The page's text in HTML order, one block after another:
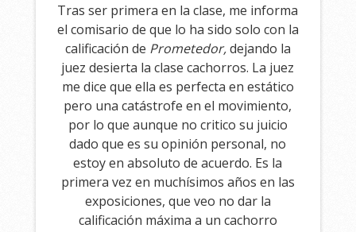
Tras ser primera en la clase, me informa
el comisario de que lo ha sido solo con la
calificación de Prometedor,dejando la
juez desierta la clase cachorros. La juez
me dice que ella es perfecta en estático
pero una catástrofe en el movimiento,
por lo que aunque no critico su juicio
dado que es su opinión personal, no
estoy en absoluto de acuerdo. Es la
primera vez en muchísimos años en las
exposiciones, que veo no dar la
calificación máxima a un cachorro